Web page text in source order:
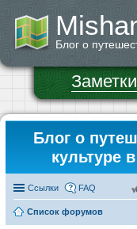
Блог о
Заметки
Блог о
культуре
Ссылки FAQ
Список форумов